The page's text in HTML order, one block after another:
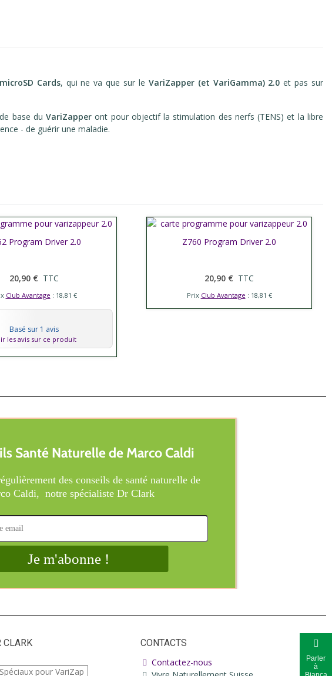
Cards, qui ne va que sur le VariZapper (et VariGamma) 2.0et pas sur
base duVariZapper ont pour objectif la stimulation des nerfs (TENS) et la libre
- de guérir une maladie.
plus
Program Driver 2.0
20,90 € TTC
Club Avantage : 18,81 €
Basé sur 1 avis
les avis sur ce produit
Afficher plus
Z760 Program Driver 2.0
20,90 € TTC
Prix Club Avantage : 18,81 €
CLARK
pour VariZap
CONTACTS
Contactez-nous
Parler
à